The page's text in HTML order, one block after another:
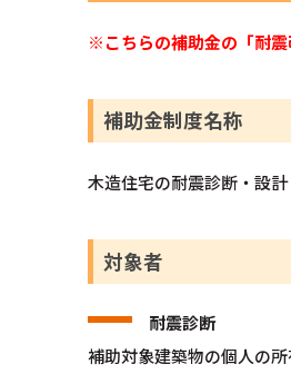
※こちらの補助金の「耐震
補助金制度名称
木造住宅の耐震診断・設
対象者
耐震診断
補助対象建築物の個人の